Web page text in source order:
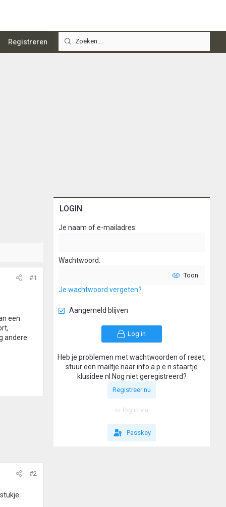
Registreren
#1
een
andere
#2
LOGIN
Je naam of e-mailadres
Wachtwoord
Toon
Je wachtwoord vergeten?
Aangemeld blijven
Log in
Heb je problemen met wachtwoorden of reset,
stuur een mailtje naar info a p e n staartje
klusidee nl Nog niet geregistreerd?
Registreer nu
or log in via
Passkey